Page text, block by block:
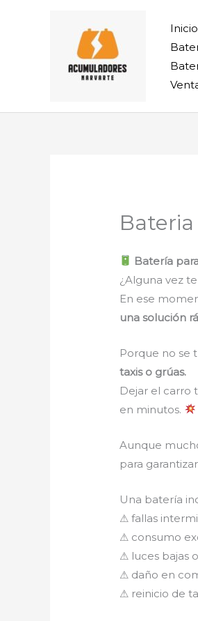
Inicio
Bateria
Batería
¿Alguna vez
En ese
una solución
Porque no se
taxis o grúas.
Dejar el carro
en minutos.
Aunque
para
Una batería
⚠ fallas
⚠ consumo
⚠ luces bajas
⚠ daño en
⚠ reinicio de